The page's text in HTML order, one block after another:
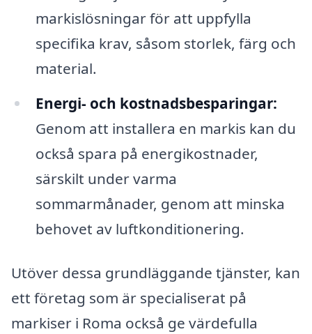
markislösningar för att uppfylla
specifika krav, såsom storlek, färg och
material.
Energi- och kostnadsbesparingar:
Genom att installera en markis kan du
också spara på energikostnader,
särskilt under varma
sommarmånader, genom att minska
behovet av luftkonditionering.
Utöver dessa grundläggande tjänster, kan
ett företag som är specialiserat på
markiser i Roma också ge värdefulla